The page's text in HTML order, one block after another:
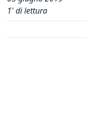
1' di lettura